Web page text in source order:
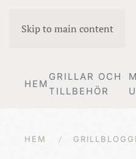
Skip to main content
HEM
GRILLAR OCH
TILLBEHÖR
HEM